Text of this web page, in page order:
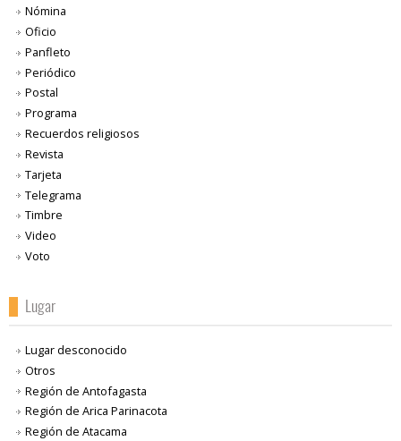
Nómina
Oficio
Panfleto
Periódico
Postal
Programa
Recuerdos religiosos
Revista
Tarjeta
Telegrama
Timbre
Video
Voto
Lugar
Lugar desconocido
Otros
Región de Antofagasta
Región de Arica Parinacota
Región de Atacama